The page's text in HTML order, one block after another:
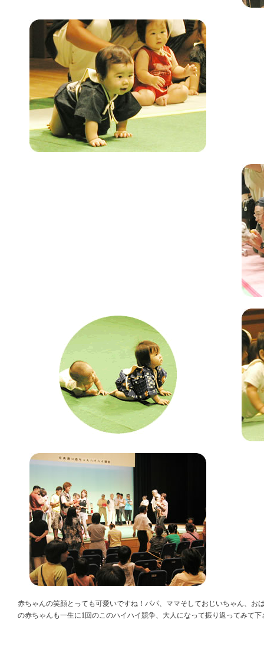
赤ちゃんの笑顔とっても可愛いですね！パパ、ママそしておじいちゃん、お
の赤ちゃんも一生に1回のこのハイハイ競争、大人になって振り返ってみて下